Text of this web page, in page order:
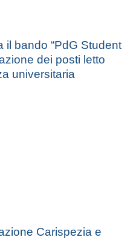
il bando “PdG Student
dei posti letto
universitaria
Carispezia e